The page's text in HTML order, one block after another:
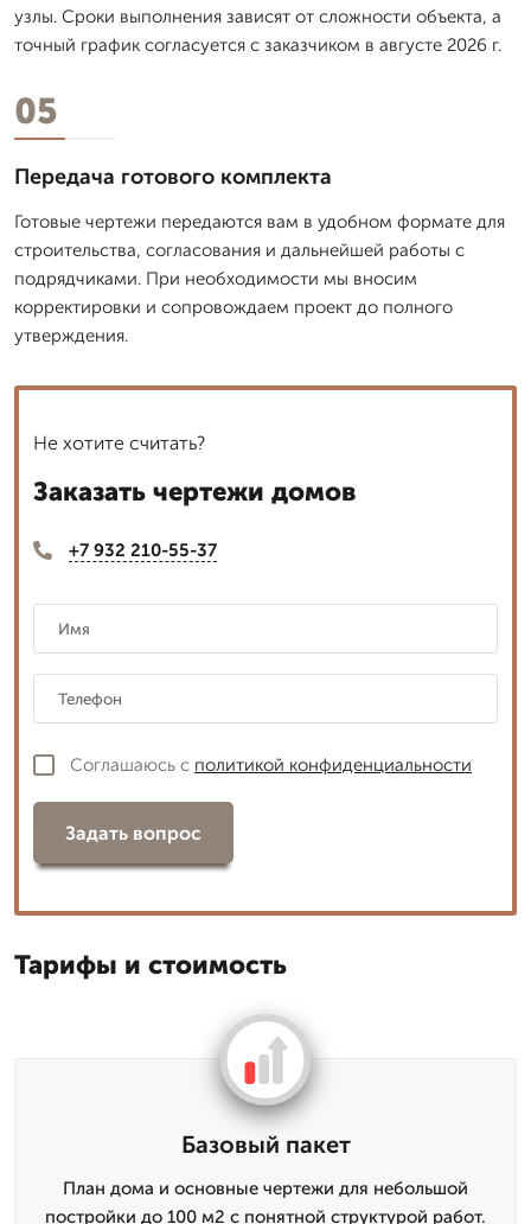
узлы. Сроки выполнения зависят от сложности объекта, а
точный график согласуется с заказчиком в августе 2026 г.
05
Передача готового комплекта
Готовые чертежи передаются вам в удобном формате для
строительства, согласования и дальнейшей работы с
подрядчиками. При необходимости мы вносим
корректировки и сопровождаем проект до полного
утверждения.
Не хотите считать?
Заказать чертежи домов
+7 932 210-55-37
Соглашаюсь с политикой конфиденциальности
Задать вопрос
Тарифы и стоимость
Базовый пакет
План дома и основные чертежи для небольшой
постройки до 100 м2 с понятной структурой работ.